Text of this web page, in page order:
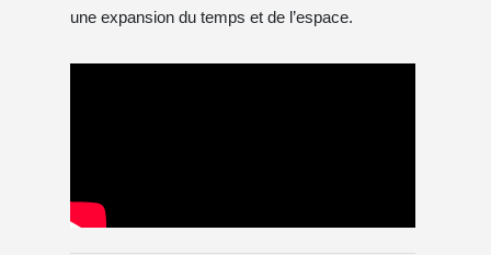
une expansion du temps et de l’espace.